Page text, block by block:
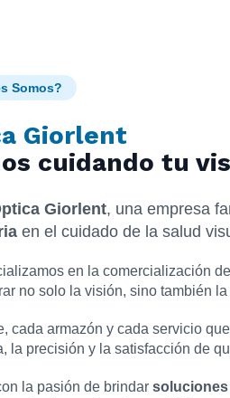
Somos?
Giorlent
cuidando tu
Giorlent, una empresa
en el cuidado de la salud
en la comercialización de
no solo la visión, sino también
cada armazón y cada servicio
la precisión y la satisfacción de
la pasión de brindar soluciones